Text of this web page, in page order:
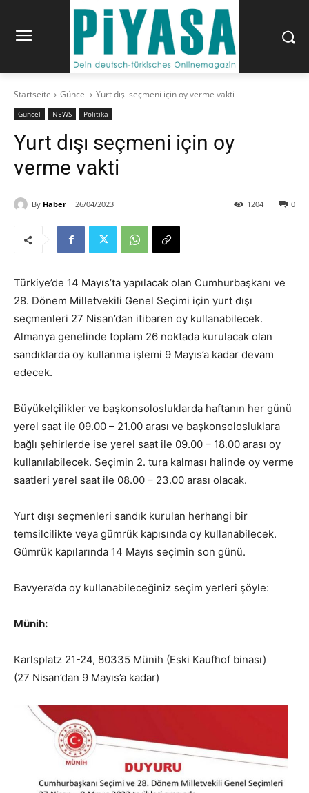
Startseite Güncel Yurt dışı seçmeni için oy verme vakti
Güncel NEWS Politika
Yurt dışı seçmeni için oy
verme vakti
By Haber 26/04/2023 0
1204
Türkiye’de 14 Mayıs’ta yapılacak olan Cumhurbaşkanı ve
28. Dönem Milletvekili Genel Seçimi için yurt dışı
seçmenleri 27 Nisan’dan itibaren oy kullanabilecek.
Almanya genelinde toplam 26 noktada kurulacak olan
sandıklarda oy kullanma işlemi 9 Mayıs’a kadar devam
edecek.
Büyükelçilikler ve başkonsolosluklarda haftanın her günü
yerel saat ile 09.00 – 21.00 arası ve başkonsolosluklara
bağlı şehirlerde ise yerel saat ile 09.00 – 18.00 arası oy
kullanılabilecek. Seçimin 2. tura kalması halinde oy verme
saatleri yerel saat ile 08.00 – 23.00 arası olacak.
Yurt dışı seçmenleri sandık kurulan herhangi bir
temsilcilikte veya gümrük kapısında oy kullanabilecek.
Gümrük kapılarında 14 Mayıs seçimin son günü.
Bavyera’da oy kullanabileceğiniz seçim yerleri şöyle:
Münih:
Karlsplatz 21-24, 80335 Münih (Eski Kaufhof binası)
(27 Nisan’dan 9 Mayıs’a kadar)